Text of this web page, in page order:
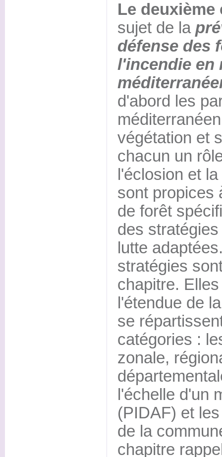
Le deuxième
sujet de la
défense des
l'incendie en
d'abord les
végétation et
chacun un
l'éclosion et
sont propices
de forêt
des
lutte
stratégies
chapitre.
l'étendue de
se
catégories :
zonale,
l'échelle d'un
(PIDAF) et
de la
chapitre